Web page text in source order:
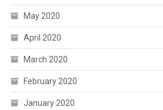
May 2020
April 2020
March 2020
February 2020
January 2020